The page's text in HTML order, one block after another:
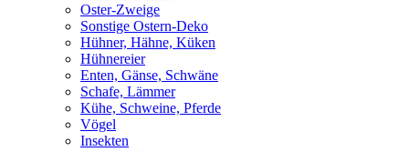
Oster-Zweige
Sonstige Ostern-Deko
Hühner, Hähne, Küken
Hühnereier
Enten, Gänse, Schwäne
Schafe, Lämmer
Kühe, Schweine, Pferde
Vögel
Insekten